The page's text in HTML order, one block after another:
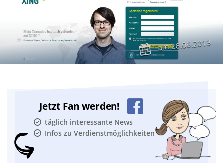
am26.06.2013
Jetzt Fan werden!
täglich interessante News
Infos zu Verdienstmöglichkeiten